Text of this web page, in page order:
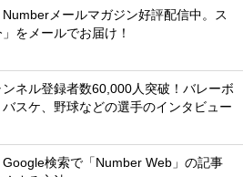
Numberメールマガジン好評配信中。ス
をメールでお届け！
ネル登録者数60,000人突破！バレーボ
スケ、野球などの選手のインタビュー
Google検索で「Number Web」の記事